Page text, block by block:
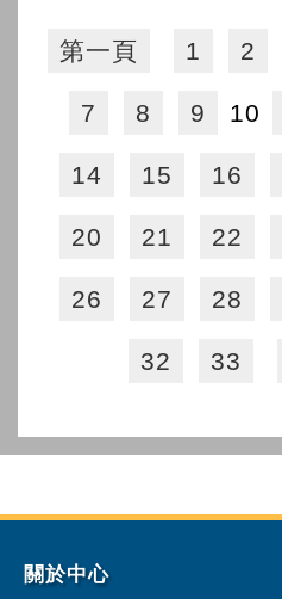
第一頁 1 2
7 8 9 10
14 15 16
20 21 22
26 27 28
32 33
關於中心